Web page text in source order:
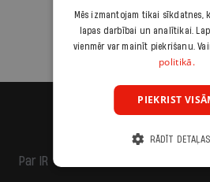
Par IR
Mēs izmantojam tikai sīkdatnes,
lapas darbībai un analītikai.
vienmēr var mainīt piekrišanu.
politikā.
PIEKRIST
RĀDĪT DETAĻAS